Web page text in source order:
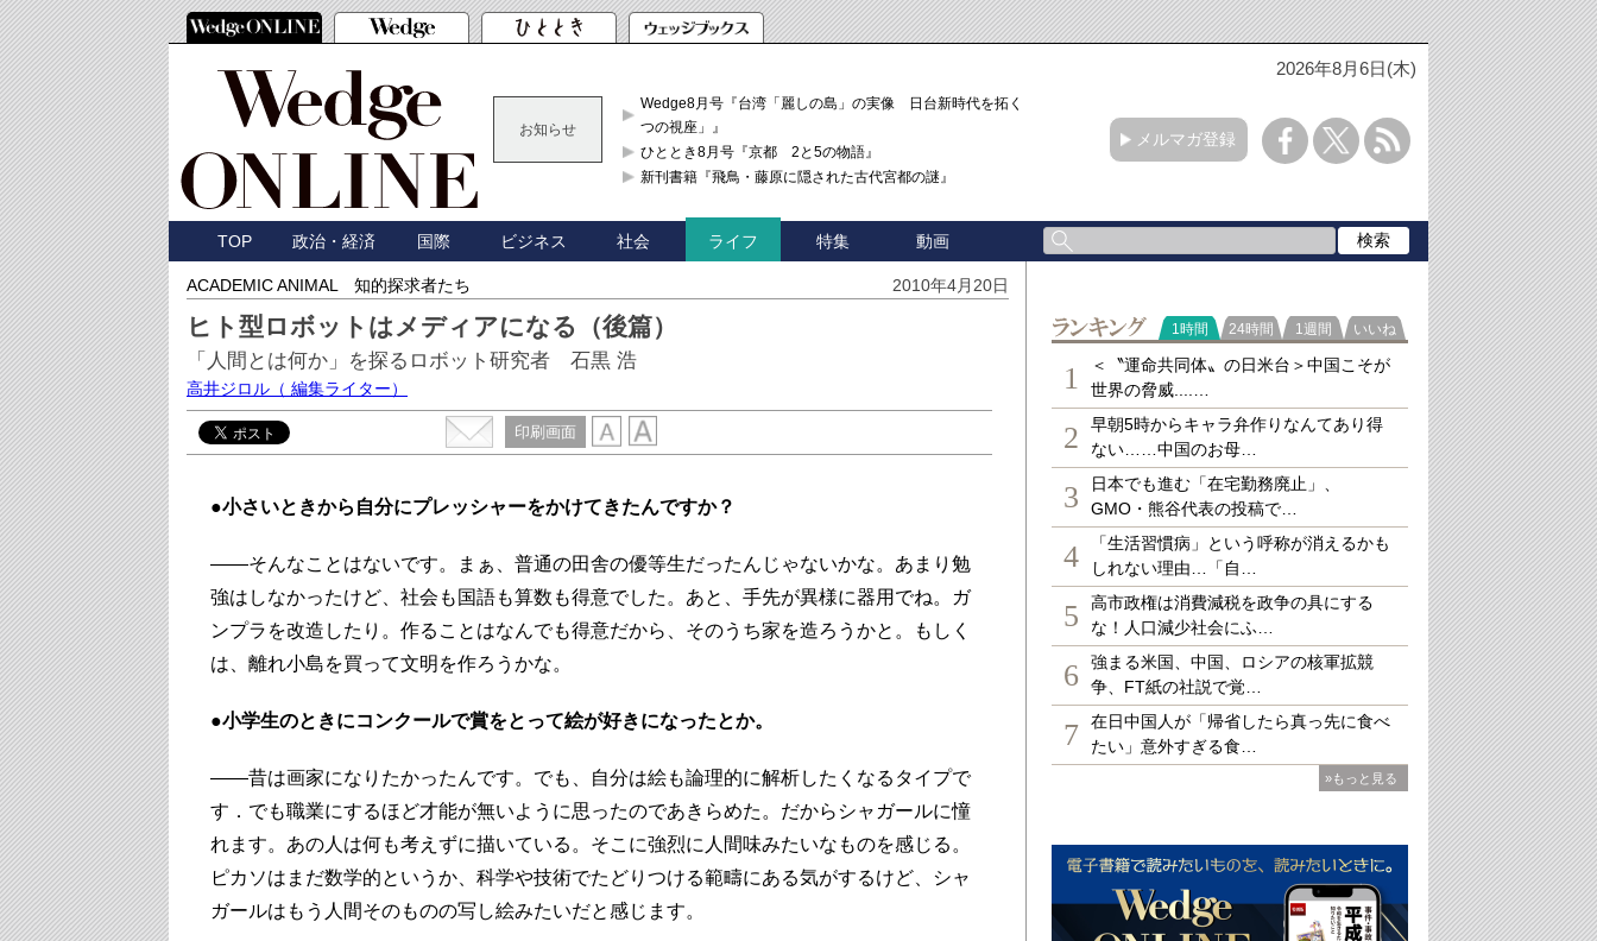
2026年8月6日(木)
お知らせ
Wedge8月号『台湾「麗しの島」の実像 日台新時代を拓く「3
つの視座」』
ひととき8月号『京都 2と5の物語』
新刊書籍『飛鳥・藤原に隠された古代宮都の謎』
メルマガ登録
TOP 政治・経済 国際 ビジネス 社会 ライフ 特集 動画
ACADEMIC ANIMAL 知的探求者たち 2010年4月20日
ヒト型ロボットはメディアになる（後篇）
「人間とは何か」を探るロボット研究者 石黒 浩
高井ジロル （ 編集ライター）
印刷画面
●小さいときから自分にプレッシャーをかけてきたんですか？
――そんなことはないです。まぁ、普通の田舎の優等生だったんじゃないかな。あまり勉
強はしなかったけど、社会も国語も算数も得意でした。あと、手先が異様に器用でね。ガ
ンプラを改造したり。作ることはなんでも得意だから、そのうち家を造ろうかと。もしく
は、離れ小島を買って文明を作ろうかな。
●小学生のときにコンクールで賞をとって絵が好きになったとか。
――昔は画家になりたかったんです。でも、自分は絵も論理的に解析したくなるタイプで
す．でも職業にするほど才能が無いように思ったのであきらめた。だからシャガールに憧
れます。あの人は何も考えずに描いている。そこに強烈に人間味みたいなものを感じる。
ピカソはまだ数学的というか、科学や技術でたどりつける範疇にある気がするけど、シャ
ガールはもう人間そのものの写し絵みたいだと感じます。
ランキング
1時間 24時間 1週間 いいね
1
＜〝運命共同体〟の日米台＞中国こそが
世界の脅威....…
2
早朝5時からキャラ弁作りなんてあり得
ない……中国のお母…
3
日本でも進む「在宅勤務廃止」、
GMO・熊谷代表の投稿で…
4
「生活習慣病」という呼称が消えるかも
しれない理由…「自…
5
高市政権は消費減税を政争の具にする
な！人口減少社会にふ…
6
強まる米国、中国、ロシアの核軍拡競
争、FT紙の社説で覚…
7
在日中国人が「帰省したら真っ先に食べ
たい」意外すぎる食…
»もっと見る